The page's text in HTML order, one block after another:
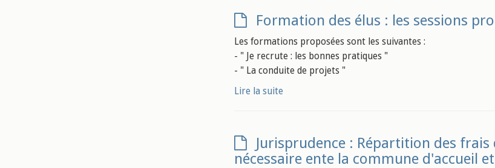
Formation des élus : les sessions
Les formations proposées sont les suivantes :
- " Je recrute : les bonnes pratiques "
- " La conduite de projets "
Lire la suite
Jurisprudence : Répartition des
nécessaire ente la commune d'accueil